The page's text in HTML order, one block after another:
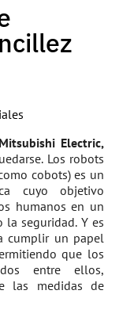
Electric,
Los robots
cobots) es un
cuyo objetivo
humanos en un
la seguridad. Y es
cumplir un papel
que los
entre ellos,
las medidas de